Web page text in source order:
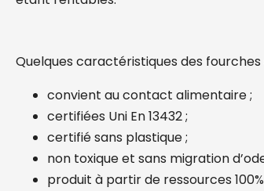
Quelques caractéristiques des fourches
convient au contact alimentaire ;
certifiées Uni En 13432 ;
certifié sans plastique ;
non toxique et sans migration
produit à partir de ressources